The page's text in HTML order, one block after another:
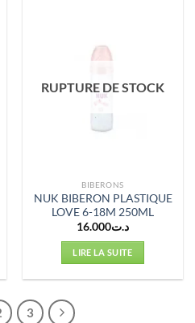
RUPTURE DE STOCK
BIBERONS
NUK BIBERON PLASTIQUE
LOVE 6-18M 250ML
د.ت16.000
LIRE LA SUITE
3